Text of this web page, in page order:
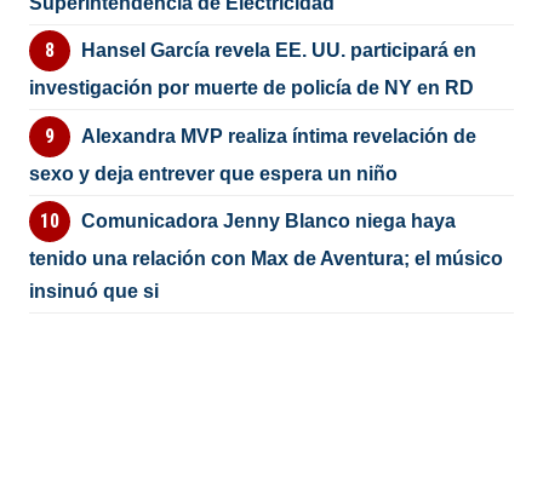
Hansel García revela EE. UU. participará en
investigación por muerte de policía de NY en RD
Alexandra MVP realiza íntima revelación de
sexo y deja entrever que espera un niño
Comunicadora Jenny Blanco niega haya
tenido una relación con Max de Aventura; el músico
insinuó que si